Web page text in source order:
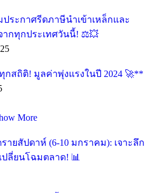
ประกาศรีดภาษีนำเข้าเหล็กและ
ากทุกประเทศวันนี้! ⚖️💥
สถิติ! มูลค่าพุ่งแรงในปี 2024 🚀**
More
ายสัปดาห์ (6-10 มกราคม): เจาะลึก
ลี่ยนโฉมตลาด! 📊